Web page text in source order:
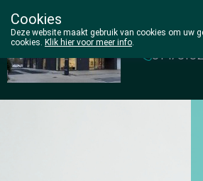
Wezel
014/
Cookies
Deze website maakt gebruik van cookies om uw
cookies. Klik hier voor meer info.